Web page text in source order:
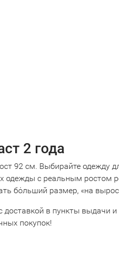
2 года
92 см. Выбирайте одежду
одежды с реальным ростом
бόльший размер, «на
доставкой в пункты выдачи
покупок!